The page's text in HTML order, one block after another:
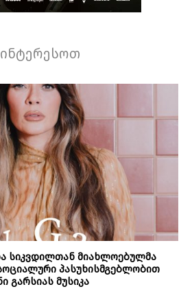
სიკვდილთან მიახლოებულმა
პასუხისმგებლობით
გარსიას მუსიკა